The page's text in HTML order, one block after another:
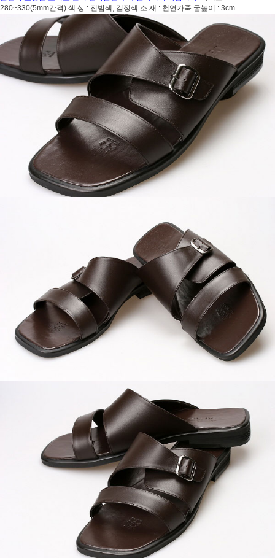
페이코 ID로 페
PAYCO 바로구매
280~330(5mm간격) 색 상 : 진밤색, 검정색 소 재 : 천연가죽 굽높이 : 3cm